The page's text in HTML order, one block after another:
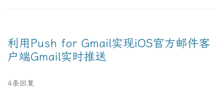
利用Push for Gmail实现iOS官方邮件客
户端Gmail实时推送
4条回复